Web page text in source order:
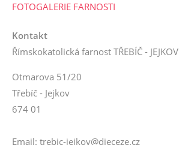
FOTOGALERIE FARNOSTI
Kontakt
Římskokatolická farnost TŘEBÍČ - JEJKOV
Otmarova 51/20
Třebíč - Jejkov
674 01
Email: trebic-jejkov@dieceze.cz